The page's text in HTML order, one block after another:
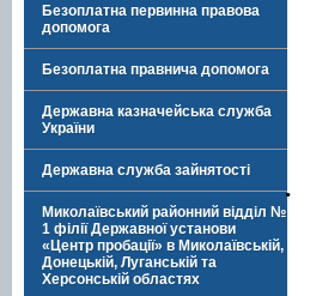
Безоплатна первинна правова
допомога
Безоплатна правнича допомога
Державна казначейська служба
України
Державна служба зайнятості
Миколаївський районний відділ №
1 філії Державної установи
«Центр пробації» в Миколаївській,
Донецькій, Луганській та
Херсонській областях
·